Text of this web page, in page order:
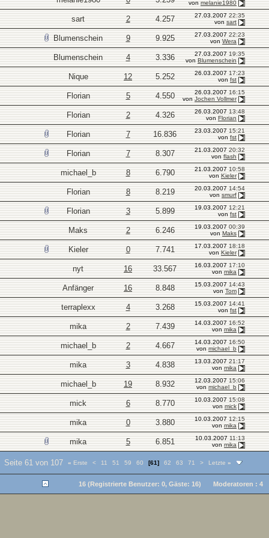
von melanie1980
sart 2 4.257 27.03.2007 22:35
von sart
Blumenschein 9 9.925 27.03.2007 22:23
von Wera
Blumenschein 4 3.336 27.03.2007 19:35
von Blumenschein
Nique 12 5.252 26.03.2007 17:23
von fst
Florian 5 4.550 26.03.2007 16:15
von Jochen Vollmer
Florian 2 4.326 26.03.2007 13:48
von Florian
Florian 7 16.836 23.03.2007 15:21
von fst
Florian 7 8.307 21.03.2007 20:32
von flash
michael_b 8 6.790 21.03.2007 10:58
von Kieler
Florian 8 8.219 20.03.2007 14:54
von smurf
Florian 3 5.899 19.03.2007 12:21
von fst
Maks 2 6.246 19.03.2007 00:39
von Maks
Kieler 0 7.741 17.03.2007 18:18
von Kieler
nyt 16 33.567 16.03.2007 17:10
von mika
Anfänger 16 8.848 15.03.2007 14:43
von Tom
terraplexx 4 3.268 15.03.2007 14:41
von fst
mika 2 7.439 14.03.2007 16:52
von mika
michael_b 2 4.667 14.03.2007 16:50
von michael_b
mika 3 4.838 13.03.2007 21:17
von mika
michael_b 19 8.932 12.03.2007 15:06
von michael_b
mick 6 8.770 10.03.2007 15:08
von mick
mika 0 3.880 10.03.2007 12:15
von mika
mika 5 6.851 10.03.2007 11:13
von mika
Seite 61 von 107 « Erste < 11 51 59 60 [61] 62 63 71 > Letzte »
16 (Registrierte Benutzer: 0, Gäste: 16) Moderatoren : 4